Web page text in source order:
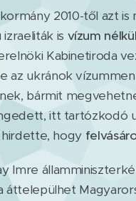
2010-től azt
is vízum nélkül
Kabinetiroda
az ukránok
bármit
itt tartózkodó
hogy
Imre
áttelepülhet